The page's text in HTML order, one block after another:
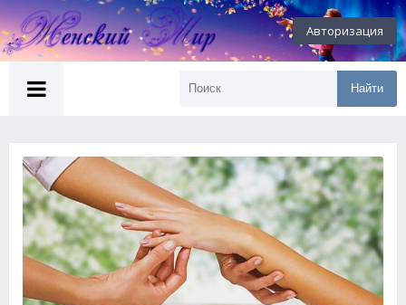
Авторизация
Найти